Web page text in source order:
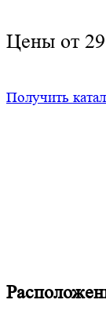
Цены от
Получить